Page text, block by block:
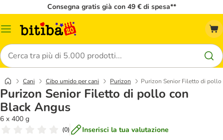
Consegna gratis già con 49 € di spesa**
Overview
Cerca
Cani Cibo umido per cani Purizon Purizon Senior Filetto di
Purizon Senior Filetto di pollo con
Black Angus
6 x 400 g
(0) Inserisci la tua valutazione